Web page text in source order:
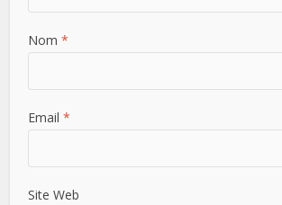
Nom *
Email *
Site Web